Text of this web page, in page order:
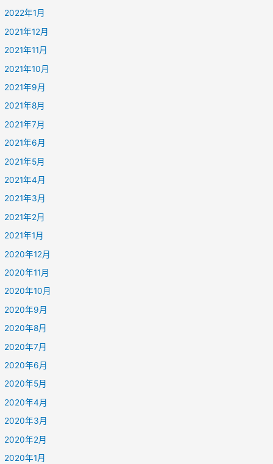
2022年1月
2021年12月
2021年11月
2021年10月
2021年9月
2021年8月
2021年7月
2021年6月
2021年5月
2021年4月
2021年3月
2021年2月
2021年1月
2020年12月
2020年11月
2020年10月
2020年9月
2020年8月
2020年7月
2020年6月
2020年5月
2020年4月
2020年3月
2020年2月
2020年1月